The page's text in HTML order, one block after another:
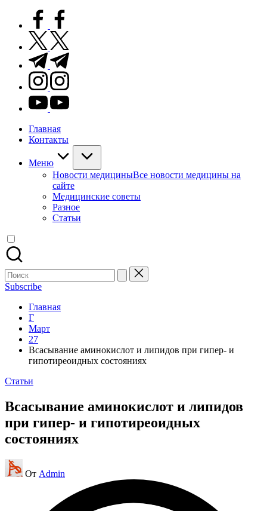
facebook.com
twitter.com
t.me
instagram.com
youtube.com
Главная
Контакты
Меню
Новости медициныВсе новости медицины на
сайте
Медицинские советы
Разное
Статьи
Поиск
для:
Subscribe
Главная
Г
Март
27
Всасывание аминокислот и липидов при гипер- и
гипотиреоидных состояниях
Опубликовано
Статьи
Всасывание аминокислот и липидов
при гипер- и гипотиреоидных
состояниях
Запись
от
От Admin